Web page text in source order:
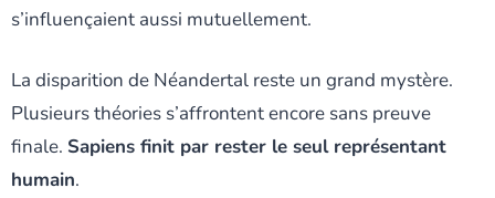
s’influençaient aussi mutuellement.
La disparition de Néandertal reste un grand mystère.
Plusieurs théories s’affrontent encore sans preuve
finale. Sapiens finit par rester le seul représentant
humain.